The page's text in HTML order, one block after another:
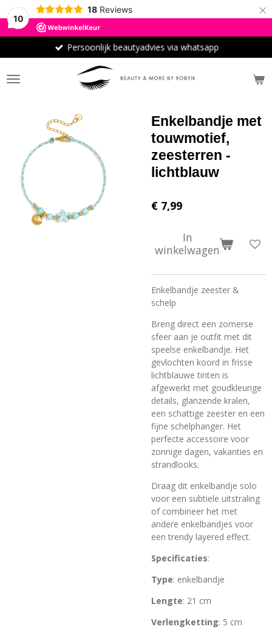
10
18 Reviews ×
Persoonlijk beautyadvies via whatsapp
Enkelbandje met
touwmotief,
zeesterren -
lichtblauw
€ 7,99
In
winkelwagen
Enkelbandje zeester &
schelp
Breng direct een zomerse
sfeer aan je outfit met dit
speelse enkelbandje. Het
gevlochten koord in frisse
lichtblauwe tinten is
afgewerkt met goudkleurige
details, glanzende kralen,
een schattige zeester en een
fijne schelphanger. Het
perfecte accessoire voor
zonnige dagen, vakanties en
strandlooks.
Draag dit enkelbandje solo
voor een subtiele uitstraling
of combineer het met
andere enkelbandjes voor
een trendy layered effect.
Specificaties:
Type: enkelbandje
Lengte: 21 cm
Verlengketting: 5 cm